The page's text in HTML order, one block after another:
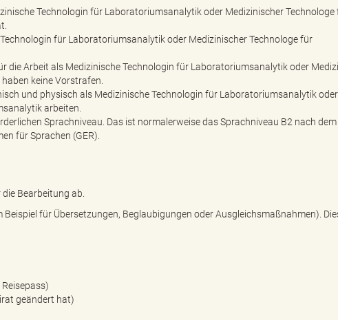
Technologin für Laboratoriumsanalytik oder Medizinischer Technologe
für Laboratoriumsanalytik oder Medizinischer Technologe für
die Arbeit als Medizinische Technologin für Laboratoriumsanalytik oder
keine Vorstrafen.
und physisch als Medizinische Technologin für Laboratoriumsanalytik oder
arbeiten.
Sprachniveau. Das ist normalerweise das Sprachniveau B2 nach dem
für Sprachen (GER).
Bearbeitung ab.
für Übersetzungen, Beglaubigungen oder Ausgleichsmaßnahmen).
geändert hat)